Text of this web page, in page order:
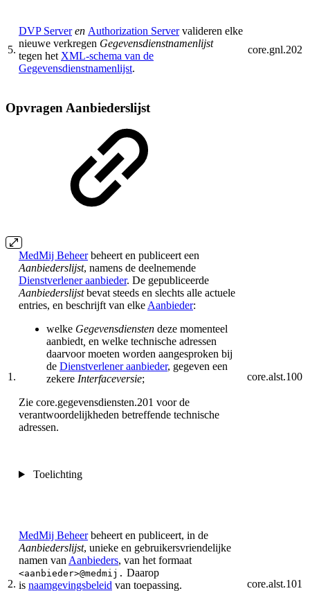
5.
DVP Serveren Authorization Server valideren elke
nieuwe verkregen Gegevensdienstnamenlijst
tegen het XML-schema van de
Gegevensdienstnamenlijst.
core.gnl.202
Opvragen Aanbiederslijst
1.
MedMij Beheerbeheert en publiceert een
Aanbiederslijst, namens de deelnemende
Dienstverlener aanbieder. De gepubliceerde
Aanbiederslijstbevat steeds en slechts alle actuele
entries, en beschrijft van elke Aanbieder:
welke Gegevensdiensten deze momenteel
aanbiedt en welke technische adressen
daarvoor moeten worden aangesproken bij
de Dienstverlener aanbieder, gegeven een
zekere Interfaceversie;
Zie core.gegevensdiensten.201 voor de
verantwoordelijkheden betreffende technische
adressen.
Toelichting
core.alst.100
2.
MedMij Beheerbeheert en publiceert, in de
Aanbiederslijst, unieke en gebruikersvriendelijke
namen van Aanbieders, van het formaat
<aanbieder>@medmij. Daarop
is naamgevingsbeleid van toepassing. core.alst.101